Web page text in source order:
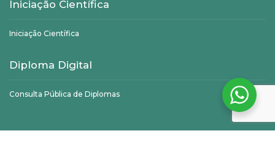
Iniciação Científica
Iniciação Científica
Diploma Digital
Consulta Pública de Diplomas